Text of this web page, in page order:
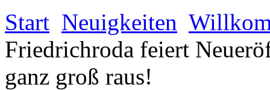
Start Neuigkeiten
Friedrichroda feiert
ganz groß raus!